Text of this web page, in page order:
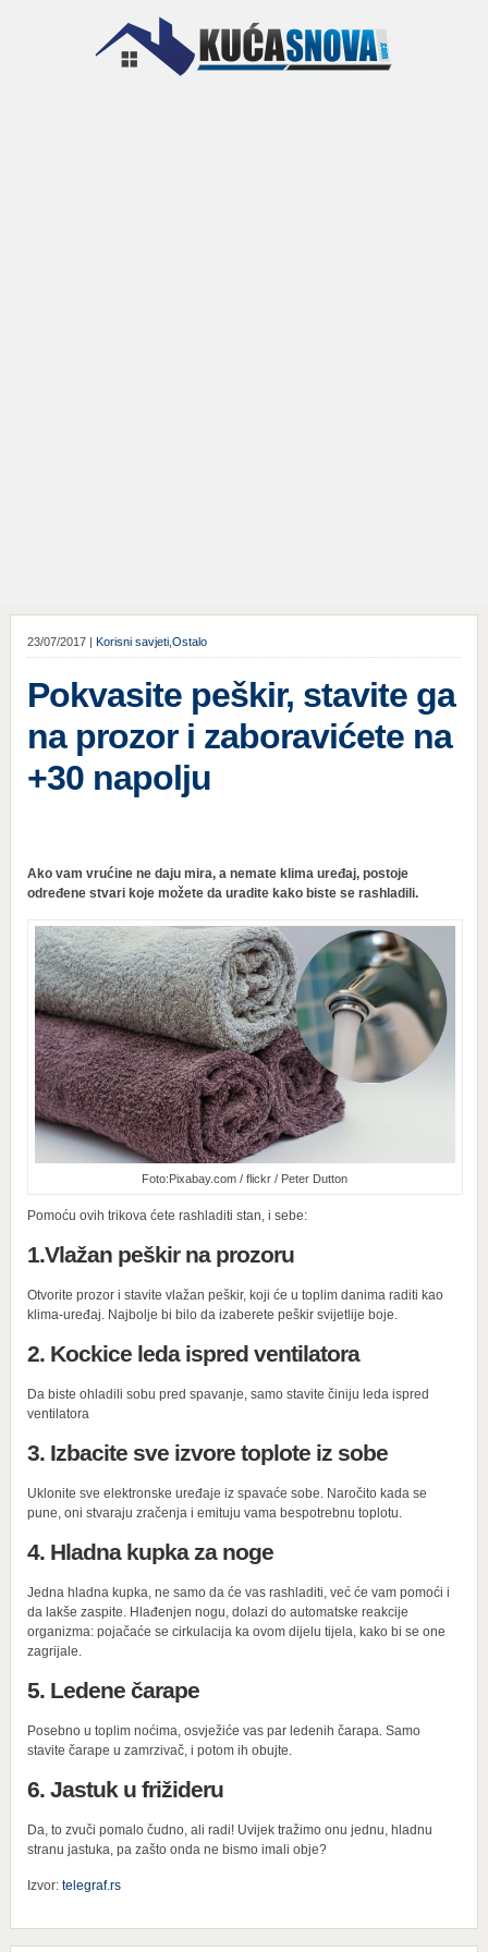
23/07/2017 | Korisni savjeti, Ostalo
Pokvasite peškir, stavite ga
na prozor i zaboravićete na
+30 napolju
Ako vam vrućine ne daju mira, a nemate klima uređaj, postoje
određene stvari koje možete da uradite kako biste se rashladili.
Foto:Pixabay.com / flickr / Peter Dutton
Pomoću ovih trikova ćete rashladiti stan, i sebe:
1.Vlažan peškir na prozoru
Otvorite prozor i stavite vlažan peškir, koji će u toplim danima raditi kao
klima-uređaj. Najbolje bi bilo da izaberete peškir svijetlije boje.
2. Kockice leda ispred ventilatora
Da biste ohladili sobu pred spavanje, samo stavite činiju leda ispred
ventilatora
3. Izbacite sve izvore toplote iz sobe
Uklonite sve elektronske uređaje iz spavaće sobe. Naročito kada se
pune, oni stvaraju zračenja i emituju vama bespotrebnu toplotu.
4. Hladna kupka za noge
Jedna hladna kupka, ne samo da će vas rashladiti, već će vam pomoći i
da lakše zaspite. Hlađenjen nogu, dolazi do automatske reakcije
organizma: pojačaće se cirkulacija ka ovom dijelu tijela, kako bi se one
zagrijale.
5. Ledene čarape
Posebno u toplim noćima, osvježiće vas par ledenih čarapa. Samo
stavite čarape u zamrzivač, i potom ih obujte.
6. Jastuk u frižideru
Da, to zvuči pomalo čudno, ali radi! Uvijek tražimo onu jednu, hladnu
stranu jastuka, pa zašto onda ne bismo imali obje?
Izvor: telegraf.rs